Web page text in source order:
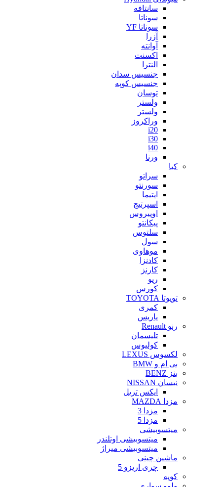
سانتافه
سوناتا
سوناتا YF
آزرا
آوانته
اکسنت
النترا
جنسیس سدان
جنسیس کوپه
توسان
ولستر
ولستر
وراکروز
i20
i30
i40
ورنا
کیا
سراتو
سورنتو
اپتیما
اسپرتیج
اوپیروس
پیکانتو
سلتوس
سول
موهاوی
کادنزا
کارنز
ریو
کورس
تویوتا TOYOTA
کمری
یاریس
رنو Renault
تلیسمان
کولیوس
لکسوس LEXUS
بی ام و BMW
بنز BENZ
نیسان NISSAN
ایکس تریل
مزدا MAZDA
مزدا 3
مزدا 5
میتسوبیشی
میتسوبیشی اوتلندر
میتسوبیشی میراژ
ماشین چینی
چری اریزو 5
کوپه